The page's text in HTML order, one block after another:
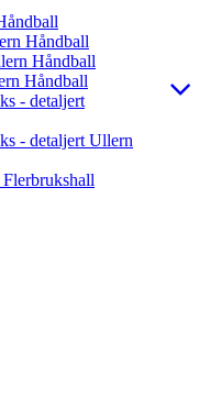
Håndball
Håndball
Håndball
- detaljert
- detaljert Ullern